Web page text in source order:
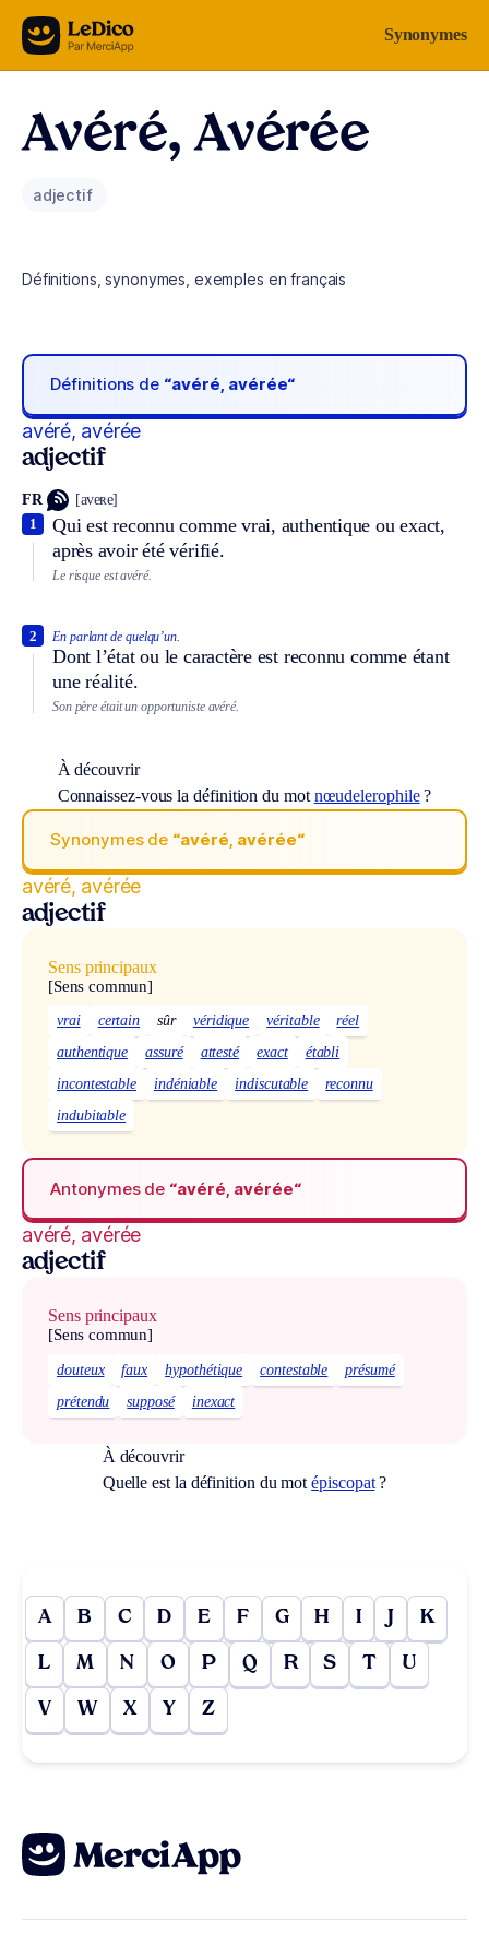
Aller au contenu Synonymes
Avéré, Avérée
adjectif
Définitions, synonymes, exemples en français
Définitions de “avéré, avérée“
avéré, avérée
adjectif
FR [aveʀe]
Qui est reconnu comme vrai, authentique ou exact,
après avoir été vérifié.
1
Le risque est avéré.
En parlant de quelqu’un.
Dont l’état ou le caractère est reconnu comme étant
une réalité.
2
Son père était un opportuniste avéré.
À découvrir
Connaissez-vous la définition du mot nœudelerophile?
Synonymes de “avéré, avérée“
avéré, avérée
adjectif
Sens principaux
[Sens commun]
vrai certain sûr véridique véritable
réel
authentique
assuré attesté exact
établi
incontestable
indéniable indiscutable
reconnu
indubitable
Antonymes de “avéré, avérée“
avéré, avérée
adjectif
Sens principaux
[Sens commun]
douteux faux hypothétique contestable
présumé
prétendu
supposé inexact
À découvrir
Quelle est la définition du motépiscopat?
A B C D E F G H I J K
L M N O P Q R S T U
V W X Y Z